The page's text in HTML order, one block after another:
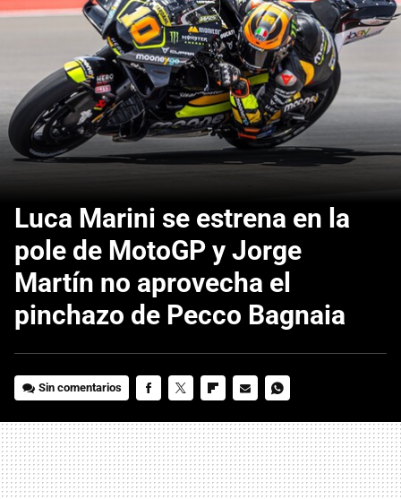
Luca Marini se estrena en la
pole de MotoGP y Jorge
Martín no aprovecha el
pinchazo de Pecco Bagnaia
Sin comentarios
MAIL